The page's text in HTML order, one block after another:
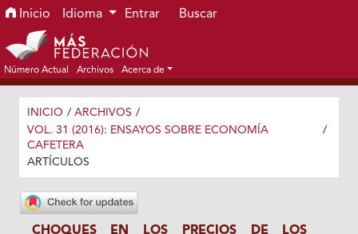
Ir al menú de navegación principal
Ir al contenido principal
Ir al pie de página del sitio
Inicio Idioma Entrar Buscar
Número Actual Archivos Acerca de
INICIO / ARCHIVOS /
VOL. 31 (2016): ENSAYOS SOBRE ECONOMÍA
CAFETERA
/
ARTÍCULOS
CHOQUES EN LOS PRECIOS DE LOS